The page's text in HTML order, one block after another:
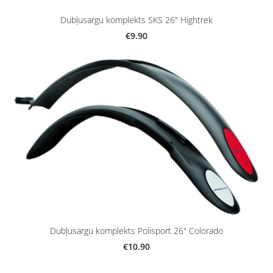
Dubļusargu komplekts SKS 26" Hightrek
€9.90
Dubļusargu komplekts Polisport 26" Colorado
€10.90